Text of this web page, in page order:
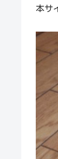
本サ